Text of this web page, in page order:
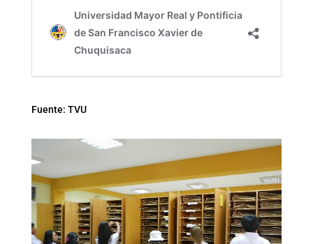
Fuente: TVU